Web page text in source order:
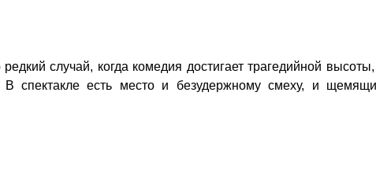
случай, когда комедия достигает трагедийной
спектакле есть место и безудержному смеху, и